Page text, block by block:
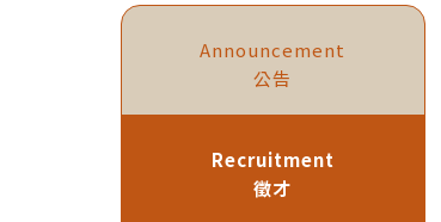
Announcement
公告
Recruitment
徵才